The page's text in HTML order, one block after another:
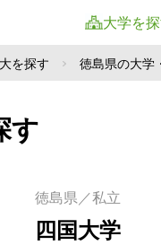
大学を
を探す 徳島県の大学
す
徳島県／私立
四国大学